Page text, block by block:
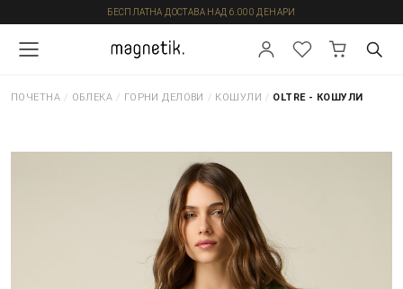
БЕСПЛАТНА ДОСТАВА НАД 6.000 ДЕНАРИ
ПОЧЕТНА / ОБЛЕКА / ГОРНИ ДЕЛОВИ / КОШУЛИ / OLTRE - КОШУЛИ